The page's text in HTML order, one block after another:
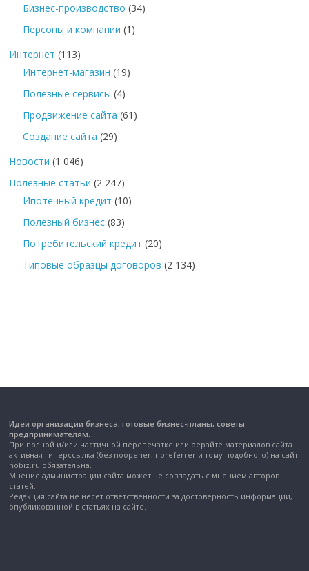
Бизнес-производство (34)
Персоны и компании (1)
Интернет (113)
Интернет-магазин (19)
Полезные сервисы (4)
Продвижение сайта (61)
Создание сайта (29)
Новости (1 046)
Полезные статьи (2 247)
Ипотечный кредит (10)
Полезный бизнес (83)
Потребительский кредит (20)
Типовые образцы договоров (2 134)
Идеи организации бизнеса, готовые бизнес-планы, советы
предпринимателям.
При полной и/или частичной перепечатке или рерайте материалов сайта
активная гиперссылка (без noopener, noreferrer и тому подобного) на сайт
hobiz.ru обязательна.
Мнение администрации сайта может не совпадать с мнением авторов
статей.
Редакция сайта не несет ответственности за достоверность информации,
опубликованной в статьях на сайте.